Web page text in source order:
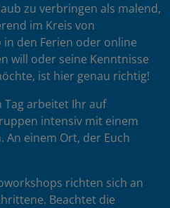
zu verbringen als malend,
im Kreis von
den Ferien oder online
will oder seine Kenntnisse
ist hier genau richtig!
Tag arbeitet Ihr auf
intensiv mit einem
An einem Ort, der Euch
richten sich an
Beachtet die